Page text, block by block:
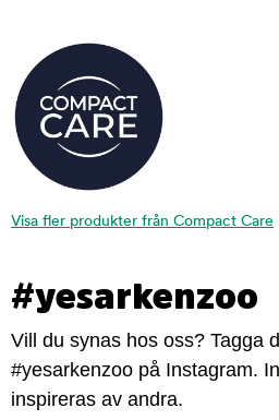
Visa fler produkter från Compact Care
#yesarkenzoo
Vill du synas hos oss? Tagga
#yesarkenzoo på Instagram.
inspireras av andra.